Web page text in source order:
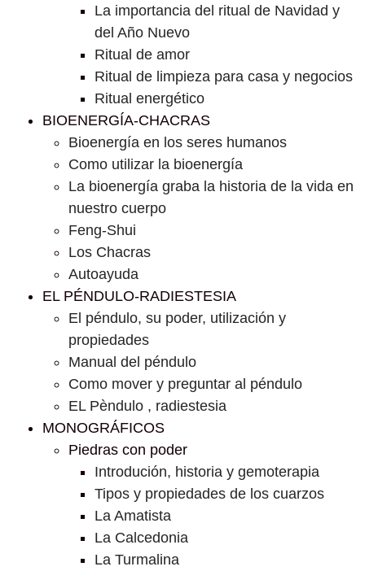
La importancia del ritual de Navidad y
del Año Nuevo
Ritual de amor
Ritual de limpieza para casa y negocios
Ritual energético
BIOENERGÍA-CHACRAS
Bioenergía en los seres humanos
Como utilizar la bioenergía
La bioenergía graba la historia de la vida en
nuestro cuerpo
Feng-Shui
Los Chacras
Autoayuda
EL PÉNDULO-RADIESTESIA
El péndulo, su poder, utilización y
propiedades
Manual del péndulo
Como mover y preguntar al péndulo
EL Pèndulo , radiestesia
MONOGRÁFICOS
Piedras con poder
Introdución, historia y gemoterapia
Tipos y propiedades de los cuarzos
La Amatista
La Calcedonia
La Turmalina